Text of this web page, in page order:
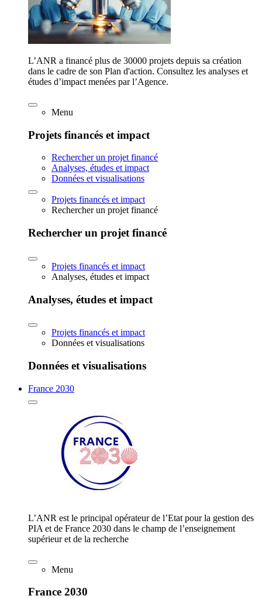
L’ANR a financé plus de 30000 projets depuis sa création
dans le cadre de son Plan d'action. Consultez les analyses et
études d’impact menées par l’Agence.
Menu
Projets financés et impact
Rechercher un projet financé
Analyses, études et impact
Données et visualisations
Projets financés et impact
Rechercher un projet financé
Rechercher un projet financé
Projets financés et impact
Analyses, études et impact
Analyses, études et impact
Projets financés et impact
Données et visualisations
Données et visualisations
France 2030
L’ANR est le principal opérateur de l’Etat pour la gestion des
PIA et de France 2030 dans le champ de l’enseignement
supérieur et de la recherche
Menu
France 2030